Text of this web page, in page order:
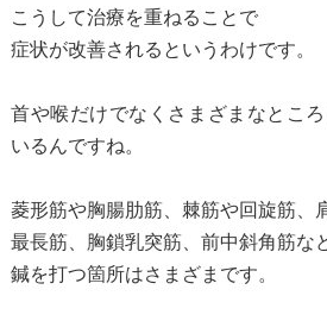
こうして治療を重ねることで
症状が改善されるというわけです。
首や喉だけでなくさまざまなとこ
いるんですね。
菱形筋や胸腸肋筋、棘筋や回旋筋、
最長筋、胸鎖乳突筋、前中斜角筋な
鍼を打つ箇所はさまざまです。